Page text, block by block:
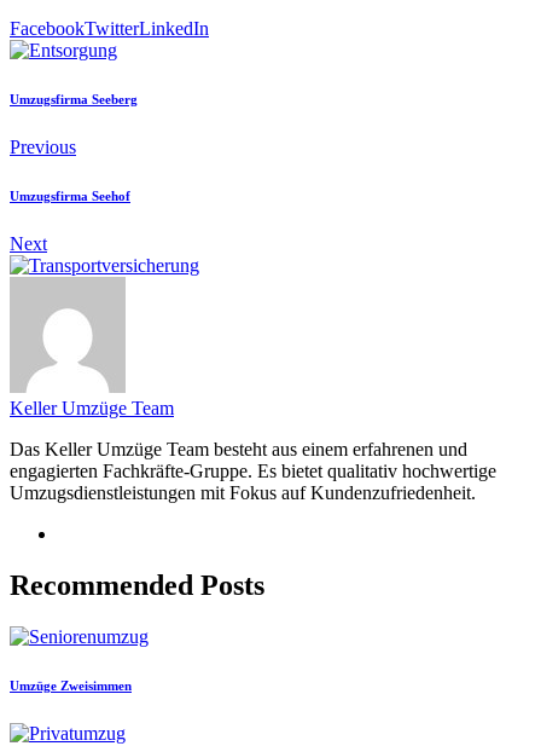
FacebookTwitterLinkedIn
Umzugsfirma Seeberg
Previous
Umzugsfirma Seehof
Next
Keller Umzüge Team
Das Keller Umzüge Team besteht aus einem erfahrenen und
engagierten Fachkräfte-Gruppe. Es bietet qualitativ hochwertige
Umzugsdienstleistungen mit Fokus auf Kundenzufriedenheit.
Recommended Posts
Umzüge Zweisimmen